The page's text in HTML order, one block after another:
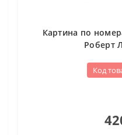
Картина по
Роберт
Код